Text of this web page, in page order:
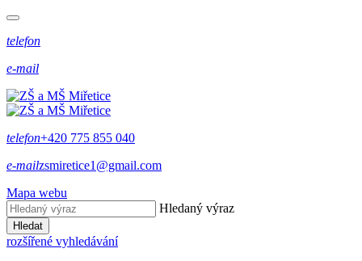
telefon
e-mail
telefon+420 775 855 040
e-mailzsmiretice1@gmail.com
Mapa webu
Hledaný výraz
Hledat
rozšířené vyhledávání